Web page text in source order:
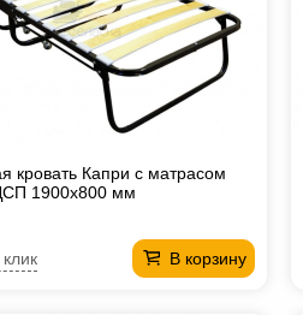
кровать Капри с матрасом
1900х800 мм
В корзину